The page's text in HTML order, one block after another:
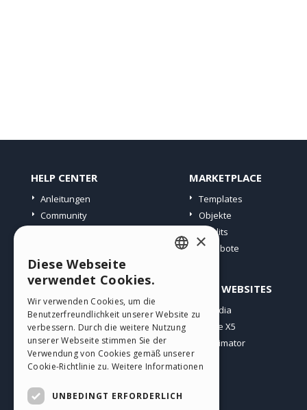
HELP CENTER
Anleitungen
Community
MARKETPLACE
Templates
Objekte
Credits
Angebote
PROFIL
Meine Beiträge
Meine Lizenz
Download
Webhosting
ANDERE WEBSITES
Incomedia
WebSite X5
WebAnimator
GERMAN
SPANISH
PORTUGUESE
×
Diese Webseite
verwendet Cookies.
Wir verwenden Cookies, um die
Benutzerfreundlichkeit unserer Website zu
verbessern. Durch die weitere Nutzung
unserer Webseite stimmen Sie der
Verwendung von Cookies gemäß unserer
Cookie-Richtlinie zu. Weitere Informationen
UNBEDINGT ERFORDERLICH